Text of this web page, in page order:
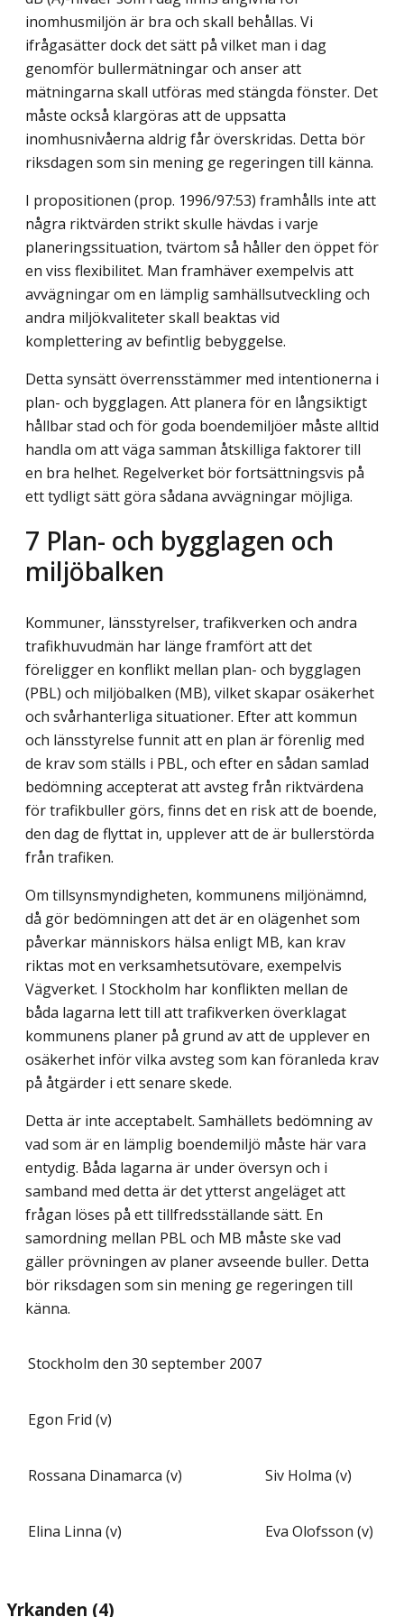
inomhusmiljön är bra och skall behållas. Vi
ifrågasätter dock det sätt på vilket man i dag
genomför bullermätningar och anser att
mätningarna skall utföras med stängda fönster. Det
måste också klargöras att de uppsatta
inomhusnivåerna aldrig får överskridas. Detta bör
riksdagen som sin mening ge regeringen till känna.
I propositionen (prop. 1996/97:53) framhålls inte att
några riktvärden strikt skulle hävdas i varje
planeringssituation, tvärtom så håller den öppet för
en viss flexibilitet. Man framhäver exempelvis att
avvägningar om en lämplig samhällsutveckling och
andra miljökvaliteter skall beaktas vid
komplettering av befintlig bebyggelse.
Detta synsätt överrensstämmer med intentionerna i
plan- och bygglagen. Att planera för en långsiktigt
hållbar stad och för goda boendemiljöer måste alltid
handla om att väga samman åtskilliga faktorer till
en bra helhet. Regelverket bör fortsättningsvis på
ett tydligt sätt göra sådana avvägningar möjliga.
7 Plan- och bygglagen och
miljöbalken
Kommuner, länsstyrelser, trafikverken och andra
trafikhuvudmän har länge framfört att det
föreligger en konflikt mellan plan- och bygglagen
(PBL) och miljöbalken (MB), vilket skapar osäkerhet
och svårhanterliga situationer. Efter att kommun
och länsstyrelse funnit att en plan är förenlig med
de krav som ställs i PBL, och efter en sådan samlad
bedömning accepterat att avsteg från riktvärdena
för trafikbuller görs, finns det en risk att de boende,
den dag de flyttat in, upplever att de är bullerstörda
från trafiken.
Om tillsynsmyndigheten, kommunens miljönämnd,
då gör bedömningen att det är en olägenhet som
påverkar människors hälsa enligt MB, kan krav
riktas mot en verksamhetsutövare, exempelvis
Vägverket. I Stockholm har konflikten mellan de
båda lagarna lett till att trafikverken överklagat
kommunens planer på grund av att de upplever en
osäkerhet inför vilka avsteg som kan föranleda krav
på åtgärder i ett senare skede.
Detta är inte acceptabelt. Samhällets bedömning av
vad som är en lämplig boendemiljö måste här vara
entydig. Båda lagarna är under översyn och i
samband med detta är det ytterst angeläget att
frågan löses på ett tillfredsställande sätt. En
samordning mellan PBL och MB måste ske vad
gäller prövningen av planer avseende buller. Detta
bör riksdagen som sin mening ge regeringen till
känna.
Stockholm den 30 september 2007
Egon Frid (v)
Rossana Dinamarca (v) Siv Holma (v)
Elina Linna (v) Eva Olofsson (v)
Yrkanden (4)